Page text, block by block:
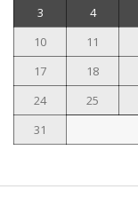
3
4
10
11
17
18
24
25
31